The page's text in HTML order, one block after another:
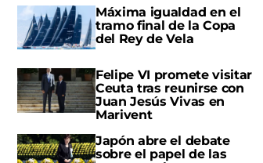
Máxima igualdad en el
tramo final de la Copa
del Rey de Vela
Felipe VI promete visitar
Ceuta tras reunirse con
Juan Jesús Vivas en
Marivent
Japón abre el debate
sobre el papel de las